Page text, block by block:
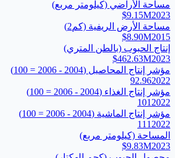
مساحة الأراضي (كيلومتر مربع)
$9.15M2023
مساحة الأرض الريفية (كم2)
$8.90M2015
إنتاج الحبوب (بالطن المتري)
$462.63M2023
مؤشر إنتاج المحاصيل (2004 - 2006 = 100)
92.962022
مؤشر إنتاج الغذاء (2004 - 2006 = 100)
101 2022
مؤشر إنتاج الماشية (2004 - 2006 = 100)
111 2022
المساحة (كيلومتر مربع)
$9.83M2023